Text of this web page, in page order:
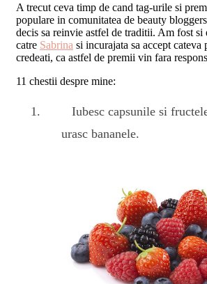
A trecut ceva timp de cand tag-urile si
populare in comunitatea de beauty
decis sa reinvie astfel de traditii. Am fost si
catre Sabrina si incurajata sa accept cateva
credeati, ca astfel de premii vin fara
11 chestii despre mine:
Iubesc capsunile si
urasc bananele.